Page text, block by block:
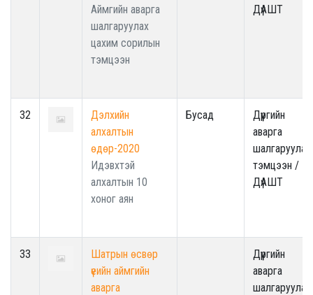
Аймгийн аварга
шалгаруулах
цахим сорилын
тэмцээн
ДүАШТ
32
Дэлхийн
алхалтын
өдөр-2020
Идэвхтэй
алхалтын 10
хоног аян
Бусад
Дүүргийн
аварга
шалгаруулах
тэмцээн /
ДүАШТ
33
Шатрын өсвөр
үеийн аймгийн
аварга
Дүүргийн
аварга
шалгаруулах